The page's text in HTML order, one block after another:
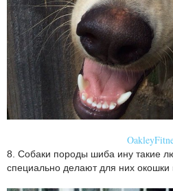
8. Собаки породы шиба ину такие
специально делают для них окошки